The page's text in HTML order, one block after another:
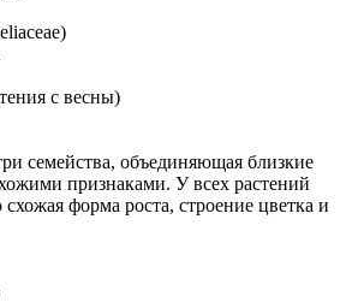
с весны)
семейства, объединяющая близкие
признаками. У всех растений
форма роста, строение цветка и